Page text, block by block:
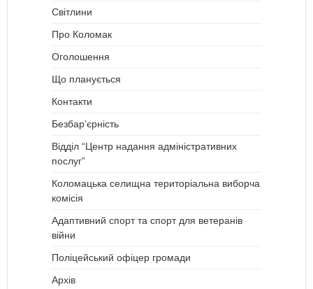
Світлини
Про Коломак
Оголошення
Що планується
Контакти
Безбар’єрність
Відділ “Центр надання адміністративних
послуг”
Коломацька селищна територіальна виборча
комісія
Адаптивний спорт та спорт для ветеранів
війни
Поліцейський офіцер громади
Архів